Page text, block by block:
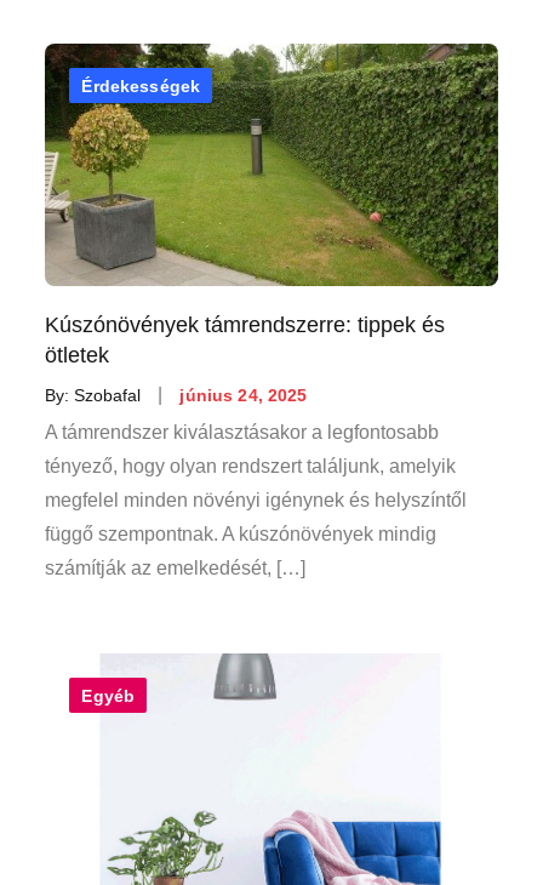
Érdekességek
Kúszónövények támrendszerre: tippek és
ötletek
By:Szobafal
Posted
on
június 24, 2025
A támrendszer kiválasztásakor a legfontosabb
tényező, hogy olyan rendszert találjunk, amelyik
megfelel minden növényi igénynek és helyszíntől
függő szempontnak. A kúszónövények mindig
számítják az emelkedését, […]
Egyéb